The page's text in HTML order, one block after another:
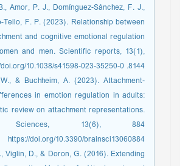
Amor, P. J., Domínguez-Sánchez, F. J.,
Tello, F. P. (2023). Relationship between
and cognitive emotional regulation
and men. Scientific reports, 13(1),
8144.‏ https://doi.org/10.1038/s41598-023-35250-0
& Buchheim, A. (2023). Attachment-
in emotion regulation in adults:
review on attachment representations.
https://doi.org/10.3390/brainsci13060884
Viglin, D., & Doron, G. (2016). Extending